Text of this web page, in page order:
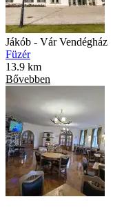
Jákób - Vár Vendégház
Füzér
13.9 km
Bővebben